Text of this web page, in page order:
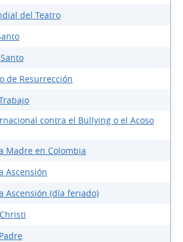
del Teatro
de Resurrección
contra el Bullying o el Acoso
Madre en Colombia
Ascensión
Ascensión (día feriado)